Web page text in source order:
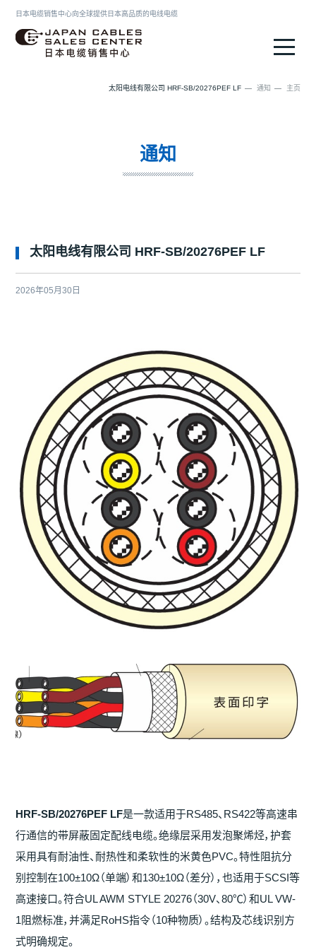
日本电缆销售中心向全球提供日本高品质的电线电缆
主页
通知
太阳电线有限公司 HRF-SB/20276PEF LF
通知
太阳电线有限公司 HRF-SB/20276PEF LF
2026年05月30日
HRF-SB/20276PEF LF是一款适用于RS485、RS422等高速串
行通信的带屏蔽固定配线电缆。绝缘层采用发泡聚烯烃，护套
采用具有耐油性、耐热性和柔软性的米黄色PVC。特性阻抗分
别控制在100±10Ω（单端）和130±10Ω（差分），也适用于SCSI等
高速接口。符合UL AWM STYLE 20276（30V、80℃）和UL VW-
1阻燃标准，并满足RoHS指令（10种物质）。结构及芯线识别方
式明确规定。